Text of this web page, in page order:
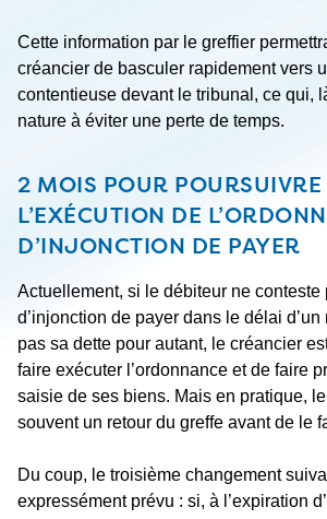
Cette information par le greffier
créancier de basculer rapidement vers
contentieuse devant le tribunal, ce qui,
nature à éviter une perte de temps.
2 MOIS POUR POURSUIVRE
L’EXÉCUTION DE
D’INJONCTION DE PAYER
Actuellement, si le débiteur ne conteste
d’injonction de payer dans le délai
pas sa dette pour autant, le créancier
faire exécuter l’ordonnance et de faire
saisie de ses biens. Mais en pratique,
souvent un retour du greffe avant de le
Du coup, le troisième changement
expressément prévu : si, à l’expiration